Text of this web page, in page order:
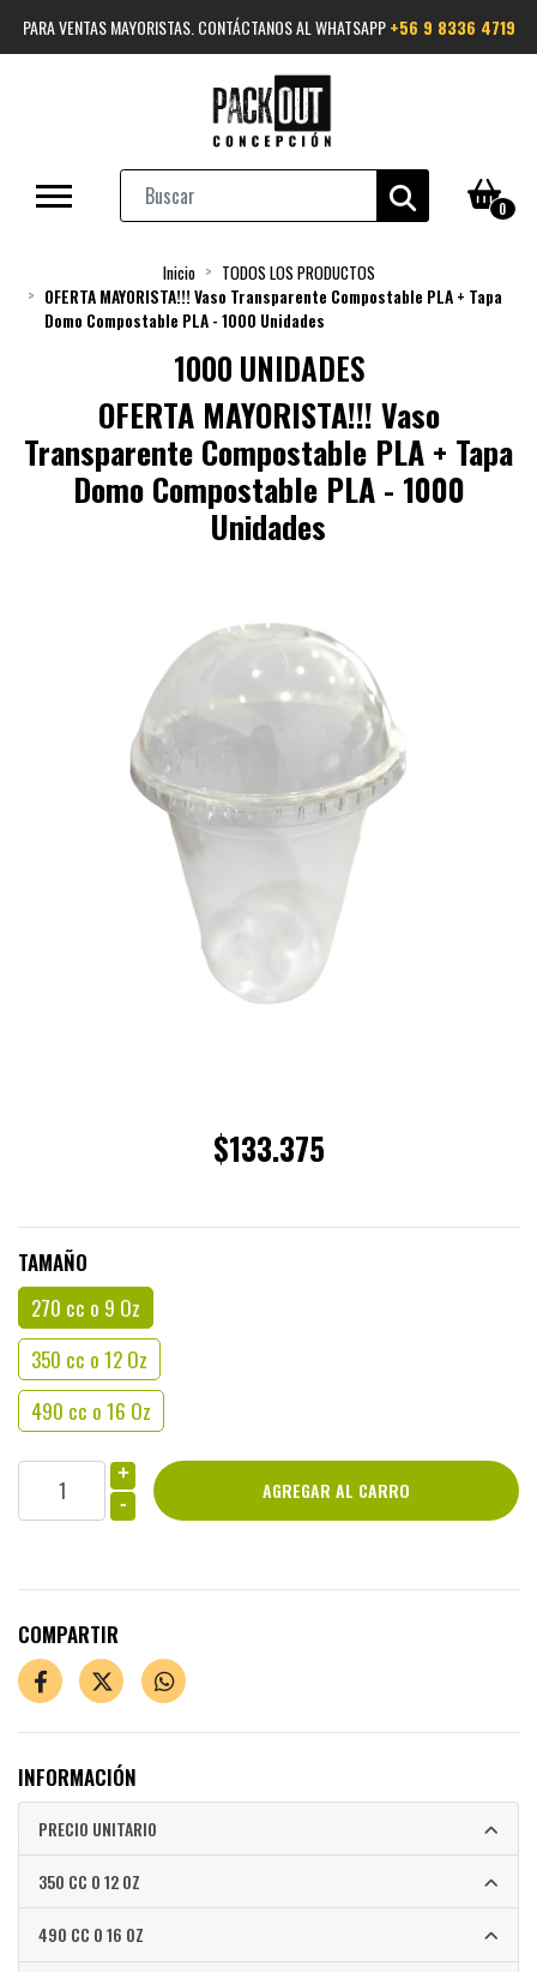
PARA VENTAS MAYORISTAS. CONTÁCTANOS AL WHATSAPP+56 9 8336 4719
0
Inicio
TODOS LOS PRODUCTOS
OFERTA MAYORISTA!!! Vaso Transparente Compostable PLA + Tapa
Domo Compostable PLA - 1000 Unidades
1000 UNIDADES
OFERTA MAYORISTA!!! Vaso
Transparente Compostable PLA + Tapa
Domo Compostable PLA - 1000
Unidades
$133.375
TAMAÑO
270 cc o 9 Oz
350 cc o 12 Oz
490 cc o 16 Oz
+
-
COMPARTIR
INFORMACIÓN
PRECIO UNITARIO
350 CC O 12 OZ
490 CC O 16 OZ